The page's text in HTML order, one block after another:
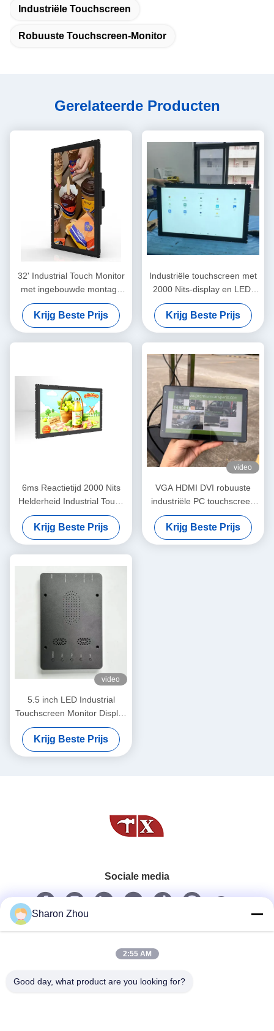
Industriële Touchscreen
Robuuste Touchscreen-Monitor
Gerelateerde Producten
32' Industrial Touch Monitor
met ingebouwde montage
met stroomtoevoer AC 100-
240V
Krijg Beste Prijs
Industriële touchscreen met
2000 Nits-display en LED-
achterlichttype
Krijg Beste Prijs
6ms Reactietijd 2000 Nits
Helderheid Industrial Touch
Panel PC Embedded / Built-
in
Krijg Beste Prijs
video
VGA HDMI DVI robuuste
industriële PC touchscreen
monitor VESA Mount 7 inch
Krijg Beste Prijs
video
5.5 inch LED Industrial
Touchscreen Monitor Display
2000 Nits CE FCC RoHS-
certificering
Krijg Beste Prijs
Sociale media
Snel contact
Sharon Zhou
2:55 AM
Good day, what product are you looking for?